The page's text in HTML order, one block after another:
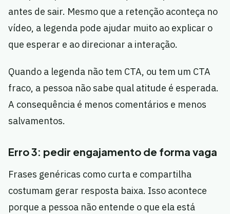
antes de sair. Mesmo que a retenção aconteça no
vídeo, a legenda pode ajudar muito ao explicar o
que esperar e ao direcionar a interação.
Quando a legenda não tem CTA, ou tem um CTA
fraco, a pessoa não sabe qual atitude é esperada.
A consequência é menos comentários e menos
salvamentos.
Erro 3: pedir engajamento de forma vaga
Frases genéricas como curta e compartilha
costumam gerar resposta baixa. Isso acontece
porque a pessoa não entende o que ela está